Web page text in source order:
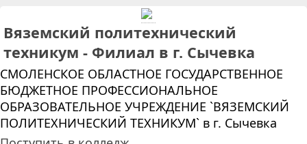
Вяземский политехнический
техникум - Филиал в г. Сычевка
СМОЛЕНСКОЕ ОБЛАСТНОЕ ГОСУДАРСТВЕННОЕ
БЮДЖЕТНОЕ ПРОФЕССИОНАЛЬНОЕ
ОБРАЗОВАТЕЛЬНОЕ УЧРЕЖДЕНИЕ `ВЯЗЕМСКИЙ
ПОЛИТЕХНИЧЕСКИЙ ТЕХНИКУМ` в г. Сычевка